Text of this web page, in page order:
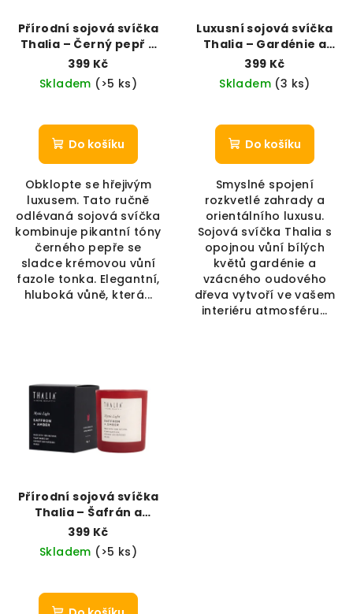
Přírodní sojová svíčka
Thalia – Černý pepř a
Fazole Tonka
399 Kč
Skladem (>5 ks)
Do košíku
Obklopte se hřejivým
luxusem. Tato ručně
odlévaná sojová svíčka
kombinuje pikantní tóny
černého pepře se
sladce krémovou vůní
fazole tonka. Elegantní,
hluboká vůně, která...
Luxusní sojová svíčka
Thalia – Gardénie a
Oud
399 Kč
Skladem (3 ks)
Do košíku
Smyslné spojení
rozkvetlé zahrady a
orientálního luxusu.
Sojová svíčka Thalia s
opojnou vůní bílých
květů gardénie a
vzácného oudového
dřeva vytvoří ve vašem
interiéru atmosféru...
Přírodní sojová svíčka
Thalia – Šafrán a
Jantar
399 Kč
Skladem (>5 ks)